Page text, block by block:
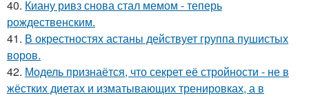
40. Киану ривз снова стал мемом - теперь
рождественским.
41. В окрестностях астаны действует группа пушистых
воров.
42. Модель признаётся, что секрет её стройности - не в
жёстких диетах и изматывающих тренировках, а в